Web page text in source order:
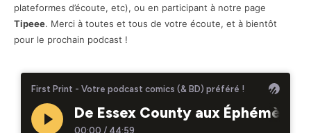
plateformes d’écoute, etc), ou en participant à notre page
Tipeee. Merci à toutes et tous de votre écoute, et à bientôt
pour le prochain podcast !